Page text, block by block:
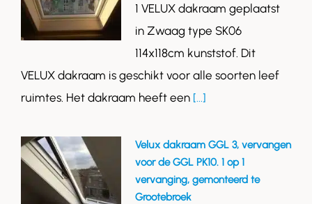
1 VELUX dakraam geplaatst
in Zwaag type SK06
114x118cm kunststof. Dit
VELUX dakraam is geschikt voor alle soorten leef
ruimtes. Het dakraam heeft een [...]
Velux dakraam GGL 3, vervangen
voor de GGL PK10. 1 op 1
vervanging, gemonteerd te
Grootebroek